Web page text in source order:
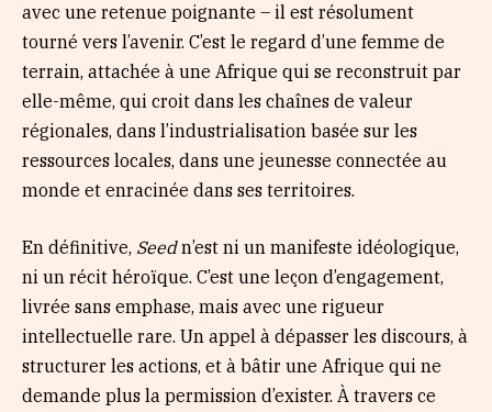
avec une retenue poignante – il est résolument
tourné vers l’avenir. C’est le regard d’une femme de
terrain, attachée à une Afrique qui se reconstruit par
elle-même, qui croit dans les chaînes de valeur
régionales, dans l’industrialisation basée sur les
ressources locales, dans une jeunesse connectée au
monde et enracinée dans ses territoires.
En définitive, Seedn’est ni un manifeste idéologique,
ni un récit héroïque. C’est une leçon d’engagement,
livrée sans emphase, mais avec une rigueur
intellectuelle rare. Un appel à dépasser les discours, à
structurer les actions, et à bâtir une Afrique qui ne
demande plus la permission d’exister. À travers ce